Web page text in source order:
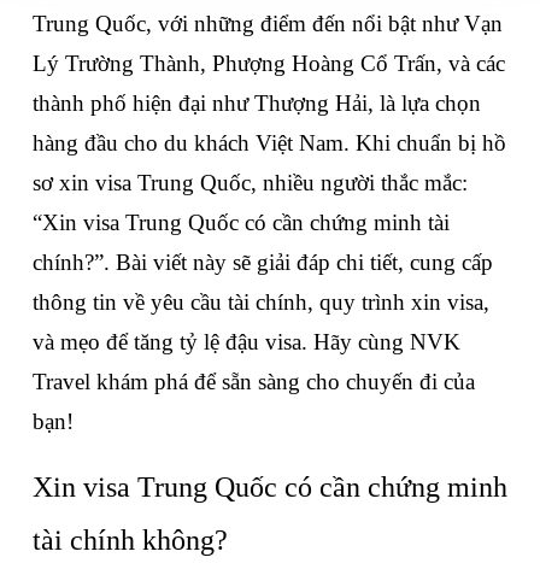
Trung Quốc, với những điểm đến nổi bật như Vạn
Lý Trường Thành, Phượng Hoàng Cổ Trấn, và các
thành phố hiện đại như Thượng Hải, là lựa chọn
hàng đầu cho du khách Việt Nam. Khi chuẩn bị hồ
sơ xin visa Trung Quốc, nhiều người thắc mắc:
“Xin visa Trung Quốc có cần chứng minh tài
chính?”. Bài viết này sẽ giải đáp chi tiết, cung cấp
thông tin về yêu cầu tài chính, quy trình xin visa,
và mẹo để tăng tỷ lệ đậu visa. Hãy cùng NVK
Travel khám phá để sẵn sàng cho chuyến đi của
bạn!
Xin visa Trung Quốc có cần chứng minh
tài chính không?